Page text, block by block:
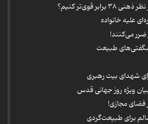
قوی‌تر کنیم؟
ضرر می‌کنند!
طبیعت
شهدای بیت رهبری
ویژه روز جهانی قدس
فضای مجازی!